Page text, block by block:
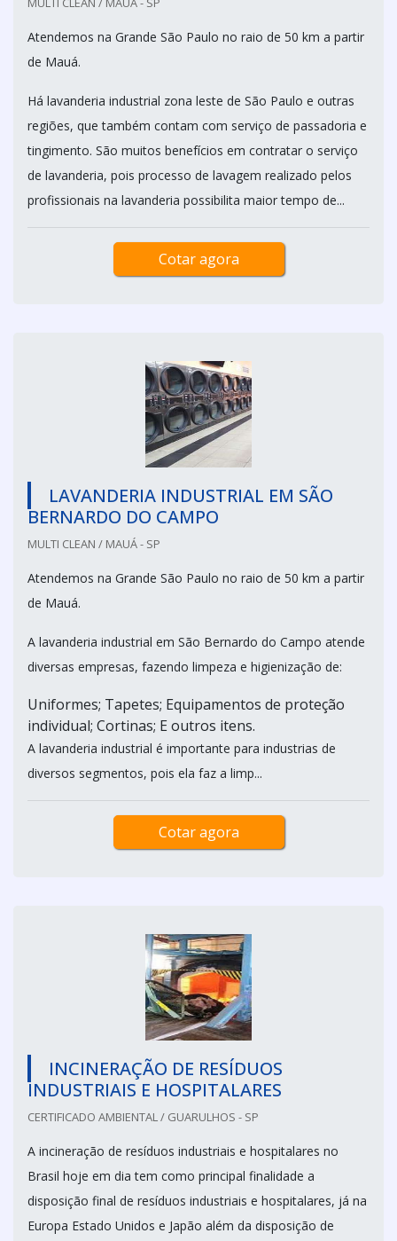
Atendemos na Grande São Paulo no raio de 50 km a partir
de Mauá.
Há lavanderia industrial zona leste de São Paulo e outras
regiões, que também contam com serviço de passadoria e
tingimento. São muitos benefícios em contratar o serviço
de lavanderia, pois processo de lavagem realizado pelos
profissionais na lavanderia possibilita maior tempo de...
Cotar agora
LAVANDERIA INDUSTRIAL EM SÃO
BERNARDO DO CAMPO
MULTI CLEAN / MAUÁ - SP
Atendemos na Grande São Paulo no raio de 50 km a partir
de Mauá.
A lavanderia industrial em São Bernardo do Campo atende
diversas empresas, fazendo limpeza e higienização de:
Uniformes; Tapetes; Equipamentos de proteção
individual; Cortinas; E outros itens.
A lavanderia industrial é importante para industrias de
diversos segmentos, pois ela faz a limp...
Cotar agora
INCINERAÇÃO DE RESÍDUOS
INDUSTRIAIS E HOSPITALARES
CERTIFICADO AMBIENTAL / GUARULHOS - SP
A incineração de resíduos industriais e hospitalares no
Brasil hoje em dia tem como principal finalidade a
disposição final de resíduos industriais e hospitalares, já na
Europa Estado Unidos e Japão além da disposição de